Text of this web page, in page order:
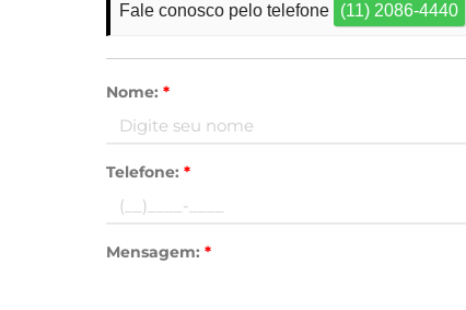
Fale conosco pelo telefone
(11) 2086-4440
Nome:*
Telefone:*
Mensagem:*